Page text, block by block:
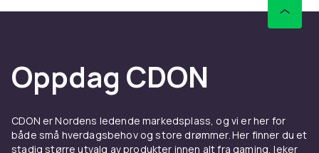
Lette jakker til vår og sommer
Høst- og vinterjakker
Trenchcoats gir sofistikert eleganse.
Regnjakker holder deg tørr.
Oppdag CDON
CDON er Nordens ledende markedsplass, og vi er her for
både små hverdagsbehov og store drømmer. Her finner du et
stadig større utvalg av produkter innen alt fra gaming, leker